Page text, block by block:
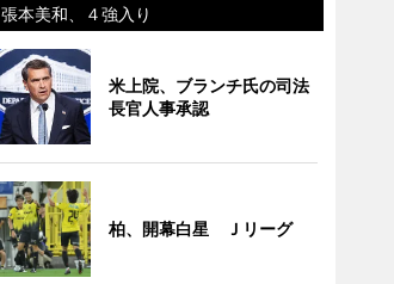
張本美和、４強入り
米上院、ブランチ氏の司法
長官人事承認
柏、開幕白星 Ｊリーグ